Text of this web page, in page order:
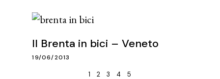
Il Brenta in bici – Veneto
19/06/2013
1 2 3 4 5